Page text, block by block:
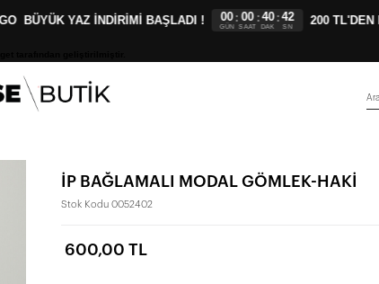
BÜYÜK YAZ İNDİRİMİ BAŞLADI ! 00 00
SAAT
: 40
DAK
:41
SN 200 TL'DEN
Ara
İP BAĞLAMALI MODAL GÖMLEK-HAKİ
Stok Kodu 0052402
600,00 TL